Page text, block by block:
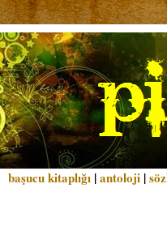
başucu kitaplığı |antoloji |